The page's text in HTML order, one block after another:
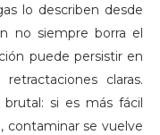
lo describen desde
no siempre borra el
puede persistir en
claras.
si es más fácil
contaminar se vuelve